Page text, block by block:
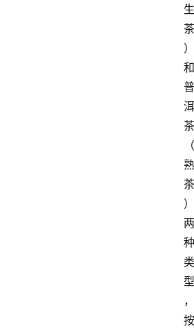
生
茶
）
和
普
洱
茶
（
熟
茶
）
两
种
类
型
，
按